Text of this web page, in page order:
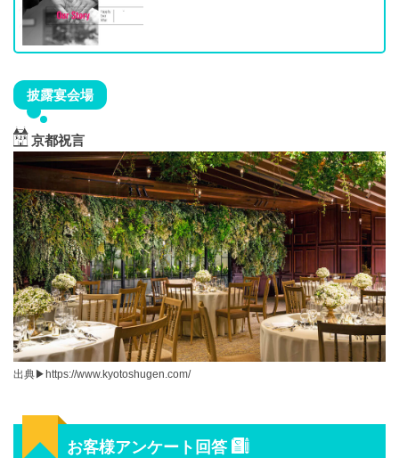
披露宴会場
京都祝言
出典▶︎https://www.kyotoshugen.com/
お客様アンケート回答